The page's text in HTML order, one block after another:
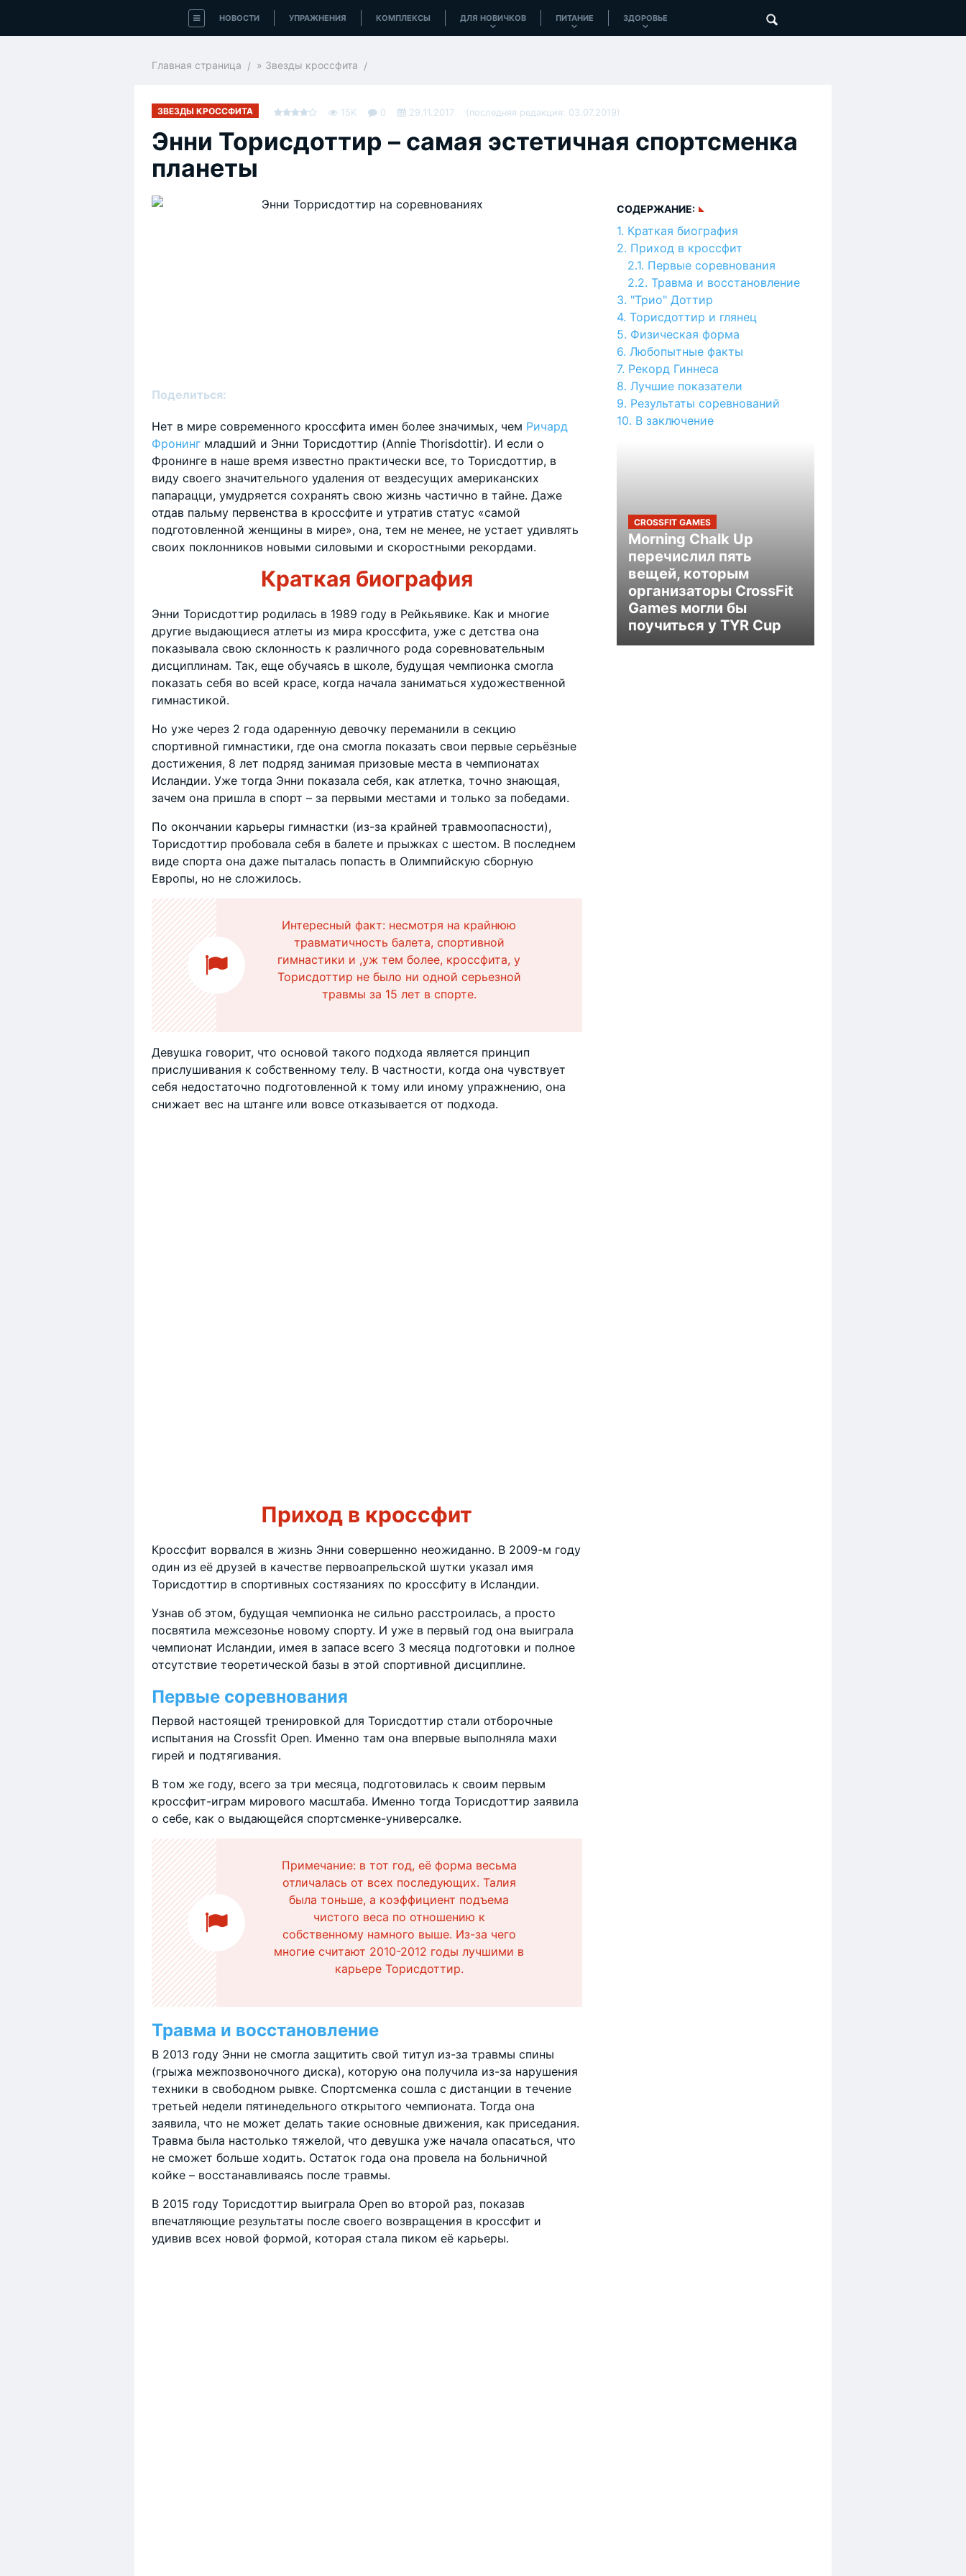
НОВОСТИ УПРАЖНЕНИЯ КОМПЛЕКСЫ ДЛЯ НОВИЧКОВ ПИТАНИЕ ЗДОРОВЬЕ
Главная страница » Звезды кроссфита
ЗВЕЗДЫ КРОССФИТА 15K 0 29.11.2017 (последняя редакция: 03.07.2019)
Энни Торисдоттир – самая эстетичная спортсменка
планеты
Поделиться:
Нет в мире современного кроссфита имен более значимых, чем Ричард
Фронинг младший и Энни Торисдоттир (Annie Thorisdottir). И если о
Фронинге в наше время известно практически все, то Торисдоттир, в
виду своего значительного удаления от вездесущих американских
папарацци, умудряется сохранять свою жизнь частично в тайне. Даже
отдав пальму первенства в кроссфите и утратив статус «самой
подготовленной женщины в мире», она, тем не менее, не устает удивлять
своих поклонников новыми силовыми и скоростными рекордами.
Краткая биография
Энни Торисдоттир родилась в 1989 году в Рейкьявике. Как и многие
другие выдающиеся атлеты из мира кроссфита, уже с детства она
показывала свою склонность к различного рода соревновательным
дисциплинам. Так, еще обучаясь в школе, будущая чемпионка смогла
показать себя во всей красе, когда начала заниматься художественной
гимнастикой.
Но уже через 2 года одаренную девочку переманили в секцию
спортивной гимнастики, где она смогла показать свои первые серьёзные
достижения, 8 лет подряд занимая призовые места в чемпионатах
Исландии. Уже тогда Энни показала себя, как атлетка, точно знающая,
зачем она пришла в спорт – за первыми местами и только за победами.
По окончании карьеры гимнастки (из-за крайней травмоопасности),
Торисдоттир пробовала себя в балете и прыжках с шестом. В последнем
виде спорта она даже пыталась попасть в Олимпийскую сборную
Европы, но не сложилось.
Интересный факт: несмотря на крайнюю
травматичность балета, спортивной
гимнастики и ,уж тем более, кроссфита, у
Торисдоттир не было ни одной серьезной
травмы за 15 лет в спорте.
Девушка говорит, что основой такого подхода является принцип
прислушивания к собственному телу. В частности, когда она чувствует
себя недостаточно подготовленной к тому или иному упражнению, она
снижает вес на штанге или вовсе отказывается от подхода.
Приход в кроссфит
Кроссфит ворвался в жизнь Энни совершенно неожиданно. В 2009-м году
один из её друзей в качестве первоапрельской шутки указал имя
Торисдоттир в спортивных состязаниях по кроссфиту в Исландии.
Узнав об этом, будущая чемпионка не сильно расстроилась, а просто
посвятила межсезонье новому спорту. И уже в первый год она выиграла
чемпионат Исландии, имея в запасе всего 3 месяца подготовки и полное
отсутствие теоретической базы в этой спортивной дисциплине.
Первые соревнования
Первой настоящей тренировкой для Торисдоттир стали отборочные
испытания на Crossfit Оpen. Именно там она впервые выполняла махи
гирей и подтягивания.
В том же году, всего за три месяца, подготовилась к своим первым
кроссфит-играм мирового масштаба. Именно тогда Торисдоттир заявила
о себе, как о выдающейся спортсменке-универсалке.
Примечание: в тот год, её форма весьма
отличалась от всех последующих. Талия
была тоньше, а коэффициент подъема
чистого веса по отношению к
собственному намного выше. Из-за чего
многие считают 2010-2012 годы лучшими в
карьере Торисдоттир.
Травма и восстановление
В 2013 году Энни не смогла защитить свой титул из-за травмы спины
(грыжа межпозвоночного диска), которую она получила из-за нарушения
техники в свободном рывке. Спортсменка сошла с дистанции в течение
третьей недели пятинедельного открытого чемпионата. Тогда она
заявила, что не может делать такие основные движения, как приседания.
Травма была настолько тяжелой, что девушка уже начала опасаться, что
не сможет больше ходить. Остаток года она провела на больничной
койке – восстанавливаясь после травмы.
В 2015 году Торисдоттир выиграла Open во второй раз, показав
впечатляющие результаты после своего возвращения в кроссфит и
удивив всех новой формой, которая стала пиком её карьеры.
СОДЕРЖАНИЕ:
Краткая биография
Приход в кроссфит
Первые соревнования
Травма и восстановление
"Трио" Доттир
Торисдоттир и глянец
Физическая форма
Любопытные факты
Рекорд Гиннеса
Лучшие показатели
Результаты соревнований
В заключение
CROSSFIT GAMES
Morning Chalk Up
перечислил пять
вещей, которым
организаторы CrossFit
Games могли бы
поучиться у TYR Cup